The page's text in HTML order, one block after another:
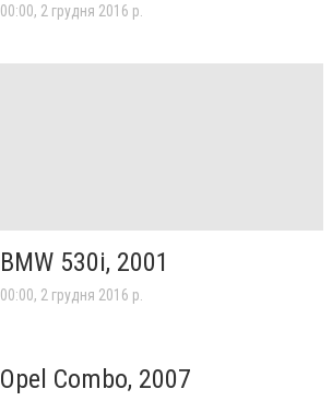
00:00, 2 грудня 2016 р.
BMW 530i, 2001
00:00, 2 грудня 2016 р.
Opel Combo, 2007